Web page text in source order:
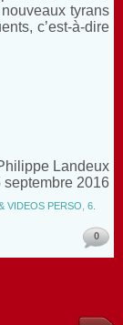
tyrans
c’est-à-dire
Landeux
septembre 2016
VIDEOS PERSO 6.
0